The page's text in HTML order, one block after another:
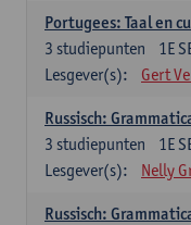
Portugees: Taal en
1E
3 studiepunten
Lesgever(s):
Gert
Russisch:
1E
3 studiepunten
Lesgever(s):
Nelly
Russisch: